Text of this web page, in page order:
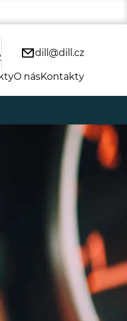
dill@dill.cz
O násKontakty